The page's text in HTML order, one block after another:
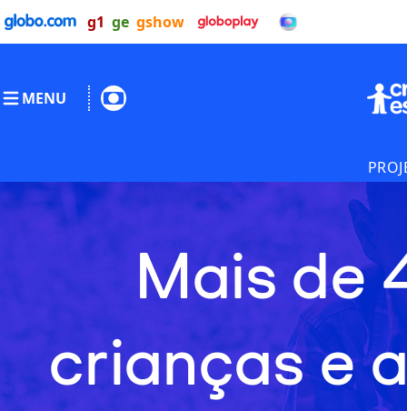
g1 ge gshow
MENU
Mais de
crianças e